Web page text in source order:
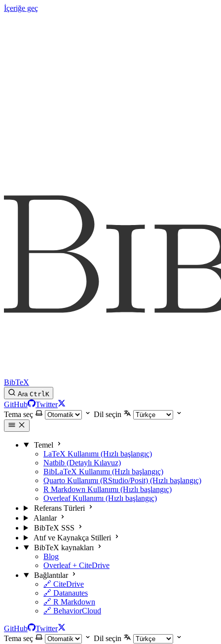
İçeriğe geç
BibTeX
Ara CtrlK
GitHub
Twitter
Tema seç
Dil seçin
Temel
LaTeX Kullanımı (Hızlı başlangıç)
Natbib (Detaylı Kılavuz)
BibLaTeX Kullanımı (Hızlı başlangıç)
Quarto Kullanımı (RStudio/Posit) (Hızlı başlangıç)
R Markdown Kullanımı (Hızlı başlangıç)
Overleaf Kullanımı (Hızlı başlangıç)
Referans Türleri
Alanlar
BibTeX SSS
Atıf ve Kaynakça Stilleri
BibTeX kaynakları
Blog
Overleaf + CiteDrive
Bağlantılar
🔗 CiteDrive
🔗 Datanautes
🔗 R Markdown
🔗 BehaviorCloud
GitHub
Twitter
Tema seç
Dil seçin